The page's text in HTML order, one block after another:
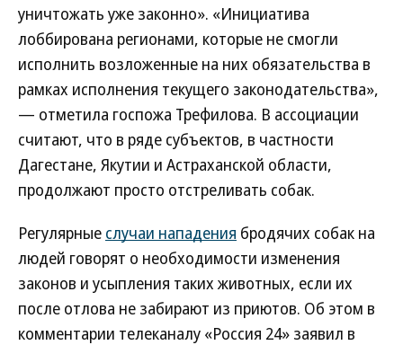
уничтожать уже законно». «Инициатива
лоббирована регионами, которые не смогли
исполнить возложенные на них обязательства в
рамках исполнения текущего законодательства»,
— отметила госпожа Трефилова. В ассоциации
считают, что в ряде субъектов, в частности
Дагестане, Якутии и Астраханской области,
продолжают просто отстреливать собак.
Регулярные случаи нападения бродячих собак на
людей говорят о необходимости изменения
законов и усыпления таких животных, если их
после отлова не забирают из приютов. Об этом в
комментарии телеканалу «Россия 24» заявил в